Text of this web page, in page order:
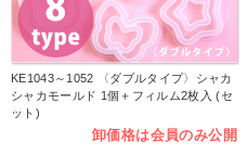
KE1043～1052 〈ダブルタイプ〉シャカ
シャカモールド 1個＋フィルム2枚入 (セ
ット)
卸価格は会員のみ公開